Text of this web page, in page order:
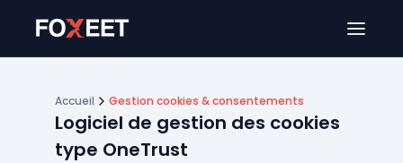
Accueil Gestion cookies & consentements
Logiciel de gestion des cookies
type OneTrust